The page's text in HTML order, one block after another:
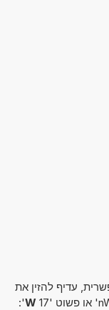
עדיף להזין את
W
':